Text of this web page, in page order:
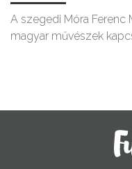
A szegedi Móra Ferenc
magyar művészek